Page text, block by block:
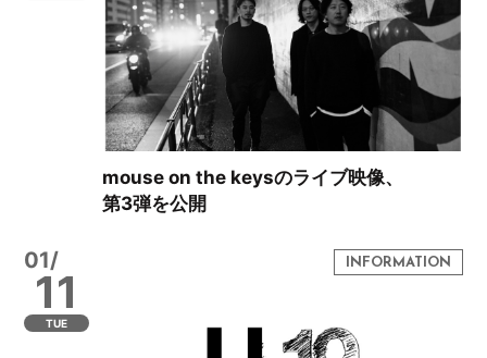
mouse on the keysのライブ映像、
第3弾を公開
01/
11
TUE